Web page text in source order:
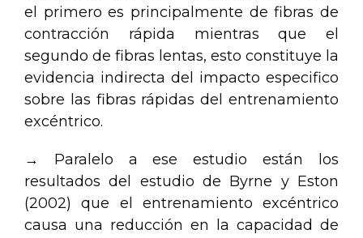
el primero es principalmente de fibras de
contracción rápida mientras que el
segundo de fibras lentas, esto constituye la
evidencia indirecta del impacto especifico
sobre las fibras rápidas del entrenamiento
excéntrico.
→ Paralelo a ese estudio están los
resultados del estudio de Byrne y Eston
(2002) que el entrenamiento excéntrico
causa una reducción en la capacidad de